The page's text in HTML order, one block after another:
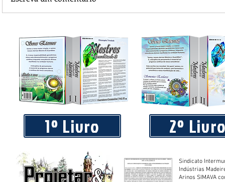
Piá Lava Jato, de Juara, torna público que requereu
Instalação e Operação
1º Livro 2º
Sindicato
Indústrias
Arinos SIMAVA convoca à